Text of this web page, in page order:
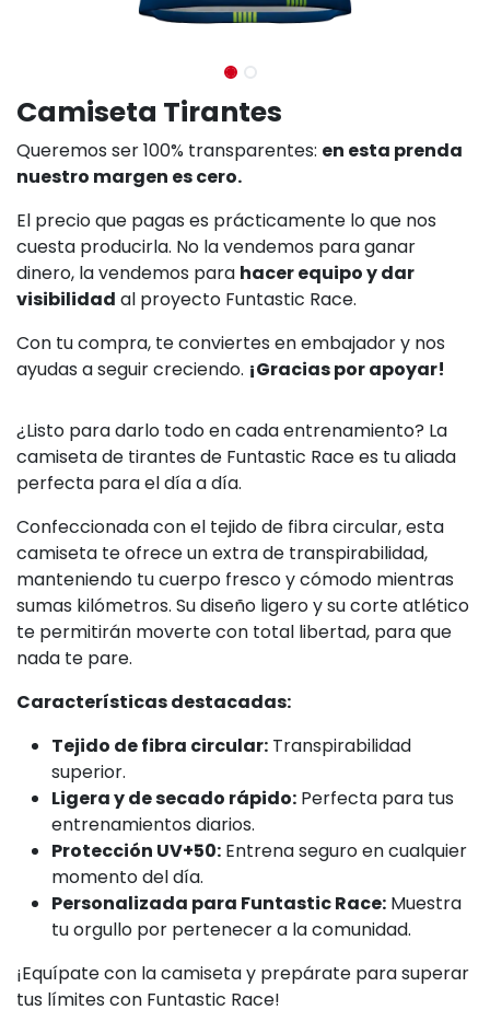
Camiseta Tirantes
Queremos ser 100% transparentes: en esta prenda
nuestro margen es cero.
El precio que pagas es prácticamente lo que nos
cuesta producirla. No la vendemos para ganar
dinero, la vendemos para hacer equipo y dar
visibilidad al proyecto Funtastic Race.
Con tu compra, te conviertes en embajador y nos
ayudas a seguir creciendo. ¡Gracias por apoyar!
¿Listo para darlo todo en cada entrenamiento? La
camiseta de tirantes de Funtastic Race es tu aliada
perfecta para el día a día.
Confeccionada con el tejido de fibra circular, esta
camiseta te ofrece un extra de transpirabilidad,
manteniendo tu cuerpo fresco y cómodo mientras
sumas kilómetros. Su diseño ligero y su corte atlético
te permitirán moverte con total libertad, para que
nada te pare.
Características destacadas:
Tejido de fibra circular: Transpirabilidad
superior.
Ligera y de secado rápido: Perfecta para tus
entrenamientos diarios.
Protección UV+50: Entrena seguro en cualquier
momento del día.
Personalizada para Funtastic Race: Muestra
tu orgullo por pertenecer a la comunidad.
¡Equípate con la camiseta y prepárate para superar
tus límites con Funtastic Race!